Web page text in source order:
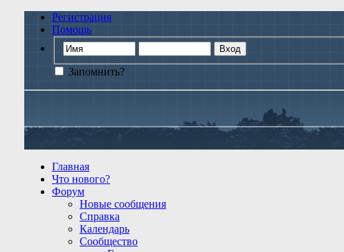
Регистрация
Помощь
Запомнить?
Главная
Что нового?
Форум
Новые сообщения
Справка
Календарь
Сообщество